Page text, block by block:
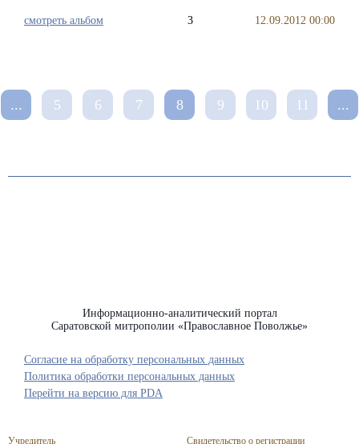
смотреть альбом 3 12.09.2012 00:00
... 5 6 7 8 9 10 11 ...
Информационно-аналитический портал
Саратовской митрополии «Православное Поволжье»
Учредитель Свидетельство о регистрации
Согласие на обработку персональных данных
Политика обработки персональных данных
Перейти на версию для PDA